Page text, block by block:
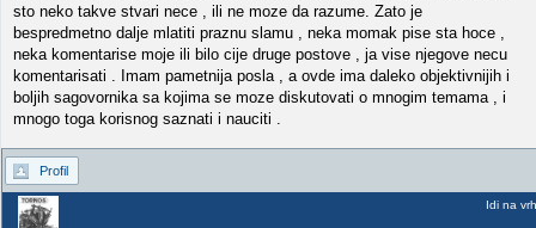
sto neko takve stvari nece , ili ne moze da razume. Zato je
bespredmetno dalje mlatiti praznu slamu , neka momak pise sta hoce ,
neka komentarise moje ili bilo cije druge postove , ja vise njegove necu
komentarisati . Imam pametnija posla , a ovde ima daleko objektivnijih i
boljih sagovornika sa kojima se moze diskutovati o mnogim temama , i
mnogo toga korisnog saznati i nauciti .
Profil
Idi na vrh